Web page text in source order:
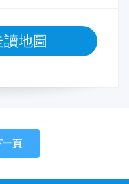
地圖
一頁